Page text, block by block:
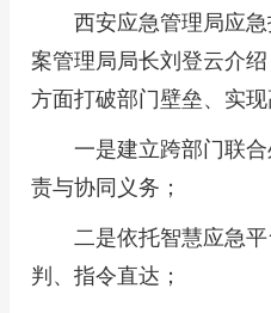
西安应急管理局应
案管理局局长刘登云介
方面打破部门壁垒、实现
一是建立跨部门联
责与协同义务；
二是依托智慧应急
判、指令直达；